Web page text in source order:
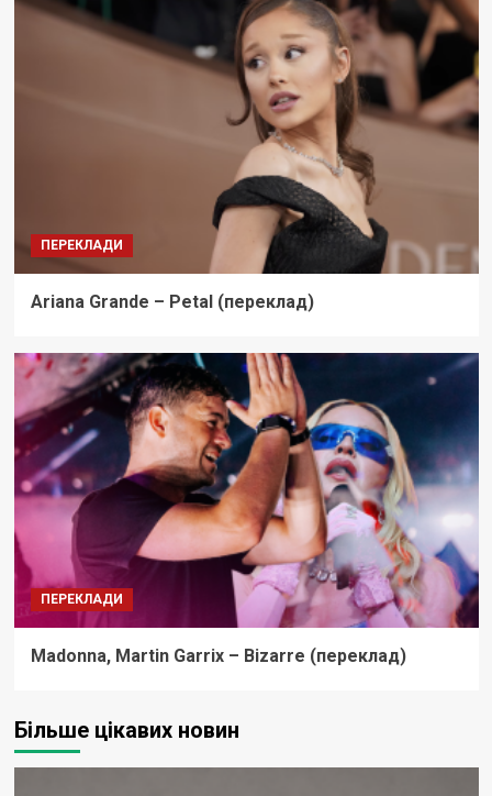
ПЕРЕКЛАДИ
Ariana Grande – Petal (переклад)
ПЕРЕКЛАДИ
Madonna, Martin Garrix – Bizarre (переклад)
Більше цікавих новин